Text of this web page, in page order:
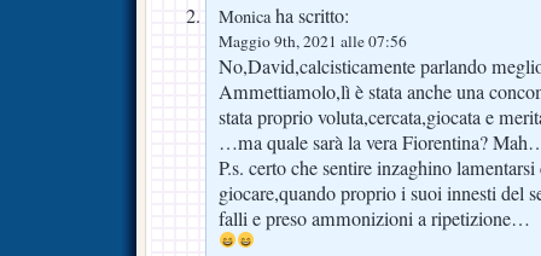
Monicaha scritto:
Maggio 9th, 2021 alle 07:56
No,David,calcisticamente parlando
Ammettiamolo,lì è stata anche una
stata proprio voluta,cercata,giocata e
…ma quale sarà la vera Fiorentina?
P.s. certo che sentire inzaghino
giocare,quando proprio i suoi innesti del
falli e preso ammonizioni a ripetizione…